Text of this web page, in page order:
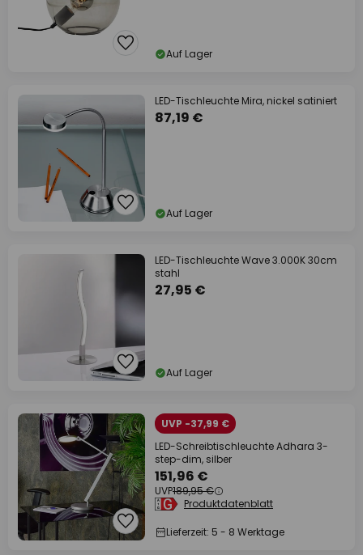
Auf Lager
LED-Tischleuchte Mira, nickel satiniert
87,19 €
Auf Lager
LED-Tischleuchte Wave 3.000K 30cm
stahl
27,95 €
Auf Lager
UVP -37,99 €
LED-Schreibtischleuchte Adhara 3-
step-dim, silber
151,96 €
UVP189,95 €
Produktdatenblatt
Lieferzeit: 5 - 8 Werktage